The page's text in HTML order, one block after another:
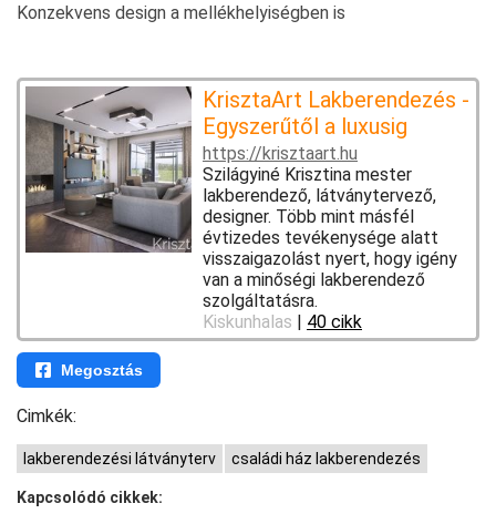
Konzekvens design a mellékhelyiségben is
KrisztaArt Lakberendezés -
Egyszerűtől a luxusig
https://krisztaart.hu
Szilágyiné Krisztina mester
lakberendező, látványtervező,
designer. Több mint másfél
évtizedes tevékenysége alatt
visszaigazolást nyert, hogy igény
van a minőségi lakberendező
szolgáltatásra.
Kiskunhalas | 40 cikk
Megosztás
Cimkék:
lakberendezési látványterv családi ház lakberendezés
Kapcsolódó cikkek: